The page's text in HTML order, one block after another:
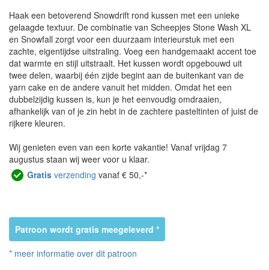
Haak een betoverend Snowdrift rond kussen met een unieke
gelaagde textuur. De combinatie van Scheepjes Stone Wash XL
en Snowfall zorgt voor een duurzaam interieurstuk met een
zachte, eigentijdse uitstraling. Voeg een handgemaakt accent toe
dat warmte en stijl uitstraalt. Het kussen wordt opgebouwd uit
twee delen, waarbij één zijde begint aan de buitenkant van de
yarn cake en de andere vanuit het midden. Omdat het een
dubbelzijdig kussen is, kun je het eenvoudig omdraaien,
afhankelijk van of je zin hebt in de zachtere pasteltinten of juist de
rijkere kleuren.
Wij genieten even van een korte vakantie! Vanaf vrijdag 7
augustus staan wij weer voor u klaar.
Gratis verzending vanaf € 50,-*
Patroon wordt gratis meegeleverd *
* meer informatie over dit patroon